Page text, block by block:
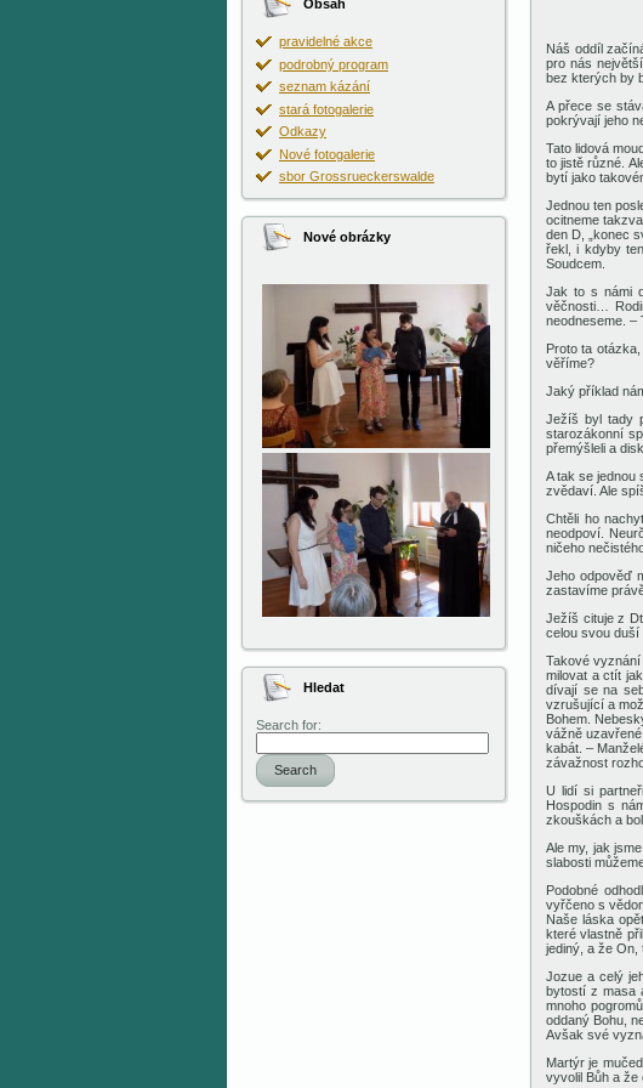
Obsah
pravidelné akce
podrobný program
seznam kázání
stará fotogalerie
Odkazy
Nové fotogalerie
sbor Grossrueckerswalde
Nové obrázky
Hledat
Search for:
Search
Náš oddíl
pro nás
bez kterých by
A přece se
pokrývají jeho
Tato lidová
to jistě různé.
bytí jako
Jednou ten
ocitneme
den D, „konec
řekl, i kdyby
Soudcem.
Jak to s námi
věčnosti…
neodneseme. –
Proto ta
věříme?
Jaký příklad
Ježíš byl tady
starozákonní
přemýšleli a
A tak se jednou
zvědaví. Ale
Chtěli ho
neodpoví.
ničeho
Jeho odpověď
zastavíme
Ježíš cituje z
celou svou duší
Takové vyznání
milovat a ctít
dívají se na
vzrušující a
Bohem.
vážně
kabát. –
závažnost
U lidí si
Hospodin s
zkouškách a
Ale my, jak
slabosti
Podobné
vyřčeno s
Naše láska
které vlastně
jediný, a že On,
Jozue a celý
bytostí z masa
mnoho
oddaný Bohu,
Avšak své
Martýr je
vyvolil Bůh a že